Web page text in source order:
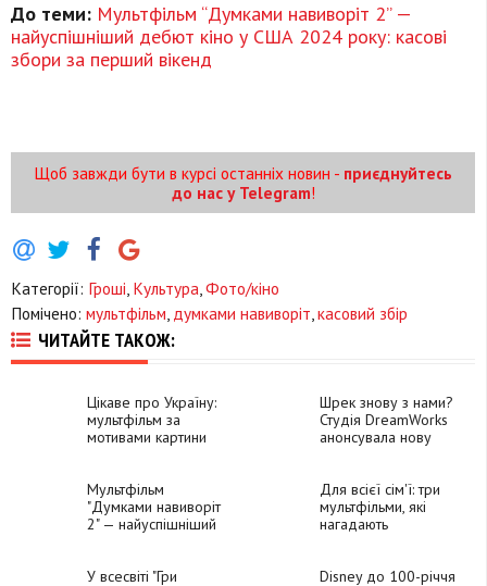
До теми: Мультфільм “Думками навиворіт 2” —
найуспішніший дебют кіно у США 2024 року: касові
збори за перший вікенд
Щоб завжди бути в курсі останніх новин - приєднуйтесь
до нас у Telegram!
Категорії: Гроші Культура Фото/кіно
Помічено: мультфільм думками навиворіт касовий збір
ЧИТАЙТЕ ТАКОЖ:
Цікаве про Україну:
мультфільм за
мотивами картини
Шрек знову з нами?
Студія DreamWorks
анонсувала нову
людожера
Мультфільм
"Думками навиворіт
2" — найуспішніший
збори за перший
Для всієї сім'ї: три
мультфільми, які
нагадають
житті
У всесвіті "Гри
Disney до 100-річчя